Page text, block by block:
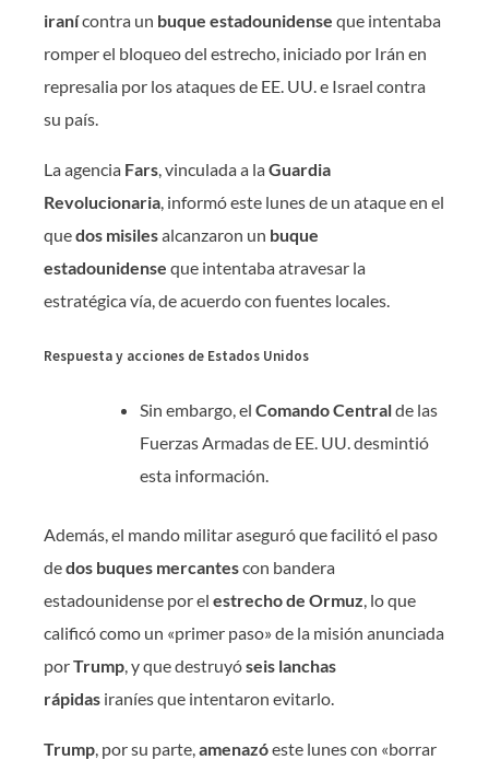
iranícontra un buque estadounidense que intentaba
romper el bloqueo del estrecho, iniciado por Irán en
represalia por los ataques de EE. UU. e Israel contra
su país.
La agencia Fars, vinculada a laGuardia
Revolucionaria, informó este lunes de un ataque en el
quedos misilesalcanzaron un buque
estadounidense que intentaba atravesar la
estratégica vía, de acuerdo con fuentes locales.
Respuesta y acciones de Estados Unidos
Sin embargo, el Comando Centralde las
Fuerzas Armadas de EE. UU. desmintió
esta información.
Además, el mando militar aseguró que facilitó el paso
dedos buques mercantescon bandera
estadounidense por el estrecho de Ormuz, lo que
calificó como un «primer paso» de la misión anunciada
porTrump, y que destruyóseis lanchas
rápidas iraníes que intentaron evitarlo.
Trump, por su parte,amenazóeste lunes con «borrar